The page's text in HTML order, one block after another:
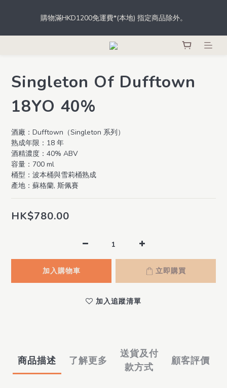
醺醉的酒類。
購物滿HKD1200免運費*(本地) 指定商品除外。
登記成為會員，從此於THE M.C.店內、網店、酒吧消費，即可輕鬆
根據香港法律，不得於業務過程中，向未成年人士售賣或供應令人
Singleton Of Dufftown
18YO 40%
酒廠：Dufftown（Singleton 系列）
熟成年限：18 年
酒精濃度：40% ABV
容量：700 ml
桶型：波本桶與雪莉桶熟成
產地：蘇格蘭, 斯佩賽
HK$780.00
加入購物車 立即購買
加入追蹤清單
商品描述 了解更多
送貨及付
款方式
顧客評價